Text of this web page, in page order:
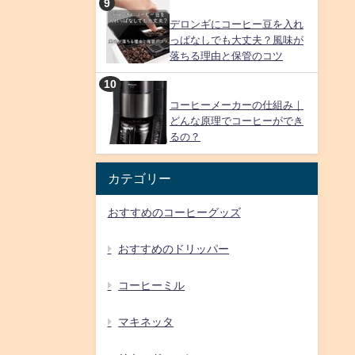
デロンギにコーヒー豆を入れ
っぱなしでも大丈夫？風味が
落ちる理由と保管のコツ
コーヒーメーカーの仕組み｜
どんな原理でコーヒーができ
るの？
カテゴリー
おすすめのコーヒーグッズ
おすすめのドリッパー
コーヒーミル
マキネッタ